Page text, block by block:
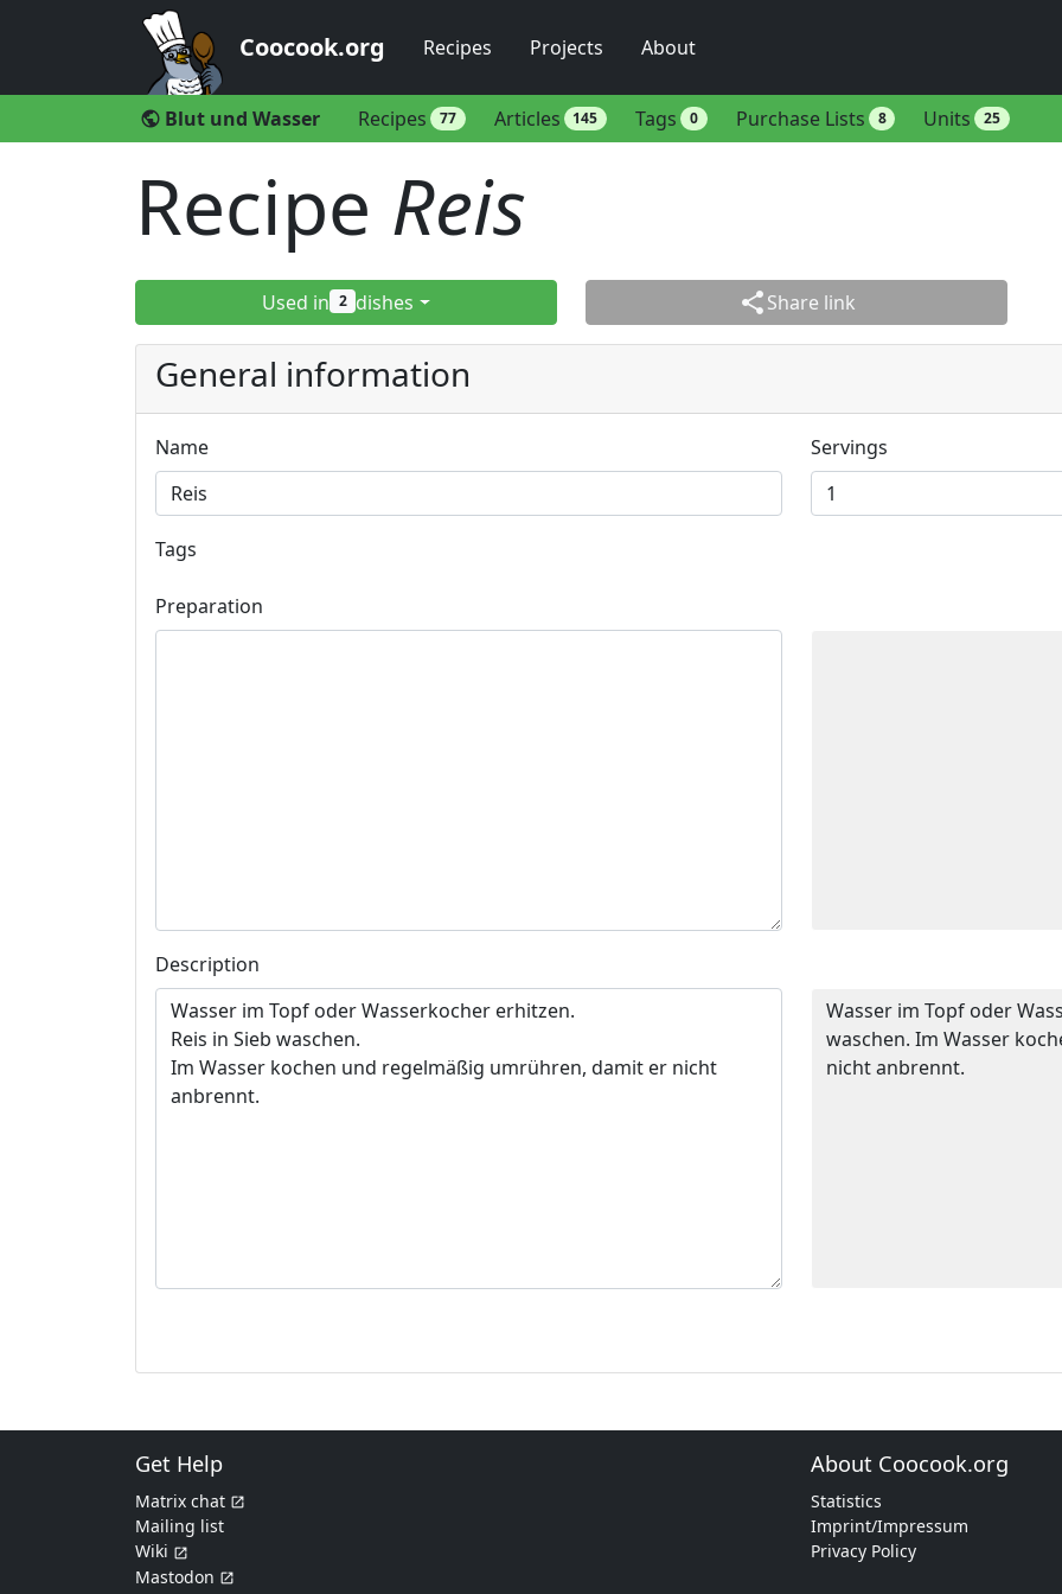
Coocook.org Recipes Projects About
public Blut und Wasser Recipes 77 Articles 145 Tags 0 Purchase Lists 8 Units 25
Recipe Reis
Used in 2 dishes shareShare link
General information
Name Servings
Tags
Preparation
Description
Wasser im Topf oder
waschen. Im Wasser
nicht anbrennt.
Get Help
Matrix chat
Mailing list
Wiki
Mastodon
About Coocook.org
Statistics
Imprint/Impressum
Privacy Policy